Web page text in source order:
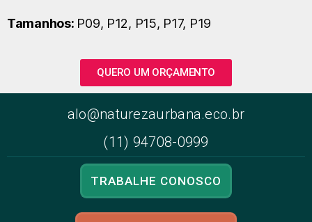
Tamanhos: P09, P12, P15, P17, P19
QUERO UM ORÇAMENTO
alo@naturezaurbana.eco.br
(11) 94708-0999
TRABALHE CONOSCO